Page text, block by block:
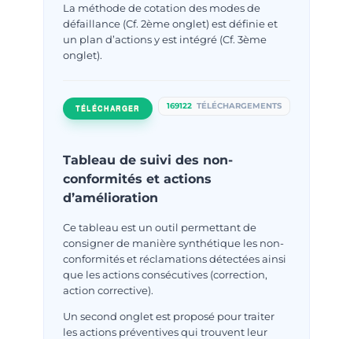
La méthode de cotation des modes de
défaillance (Cf. 2ème onglet) est définie et
un plan d’actions y est intégré (Cf. 3ème
onglet).
TÉLÉCHARGER 169122 TÉLÉCHARGEMENTS
Tableau de suivi des non-
conformités et actions
d’amélioration
Ce tableau est un outil permettant de
consigner de manière synthétique les non-
conformités et réclamations détectées ainsi
que les actions consécutives (correction,
action corrective).
Un second onglet est proposé pour traiter
les actions préventives qui trouvent leur